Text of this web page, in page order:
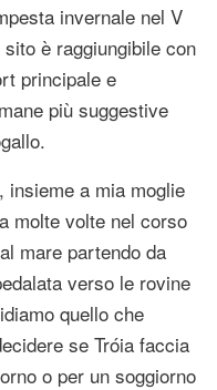
invernale nel V
è raggiungibile con
principale e
più suggestive
insieme a mia moglie
molte volte nel corso
mare partendo da
verso le rovine
quello che
se Tróia faccia
o per un soggiorno